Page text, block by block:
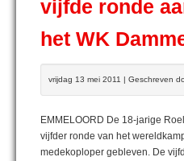
vijfde ronde
het WK
vrijdag 13 mei 2011 | Geschreven
EMMELOORD De 18-jarige
vijfder ronde van het
medekoploper gebleven. De